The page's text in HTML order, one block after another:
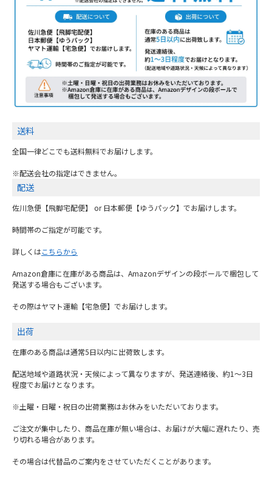
送料
全国一律どこでも送料無料でお届けします。
※配送会社の指定はできません。
配送
佐川急便【飛脚宅配便】 or 日本郵便【ゆうパック】でお届けします。
時間帯のご指定が可能です。
詳しくはこちらから
Amazon倉庫に在庫がある商品は、Amazonデザインの段ボールで梱包して
発送する場合もございます。
その際はヤマト運輸【宅急便】でお届けします。
出荷
在庫のある商品は通常5日以内に出荷致します。
配送地域や道路状況・天候によって異なりますが、発送連絡後、約1～3日
程度でお届けとなります。
※土曜・日曜・祝日の出荷業務はお休みをいただいております。
ご注文が集中したり、商品在庫が無い場合は、お届けが大幅に遅れたり、売
り切れる場合があります。
その場合は代替品のご案内をさせていただくことがあります。